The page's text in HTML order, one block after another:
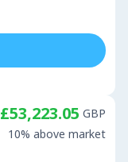
£53,223.05 GBP
10% above market